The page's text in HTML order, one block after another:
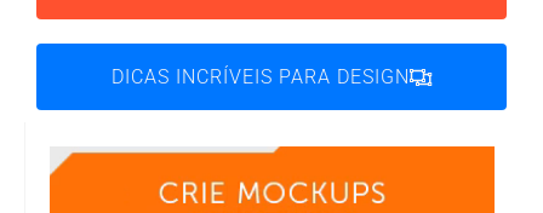
DICAS INCRÍVEIS PARA DESIGN